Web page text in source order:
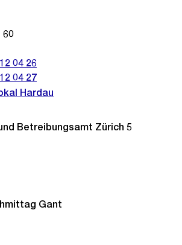
Gant
04 26
04 27
Hardau
Betreibungsamt Zürich 5